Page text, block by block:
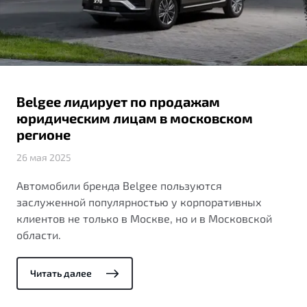
Яркий кроссовер
Обзор В наличии
S50
Трейд-ин
Страхование
Узнайте о специальных выгодах при покупке
ПОДДЕРЖКА
Гарантия Belgee
Belgee Линк
Belgee Плюс
Реферальная программа
Клиентская поддержка
Помощь на дорогах
О дилерском центре
Правовая информация
Belgee лидирует по продажам
юридическим лицам в московском
регионе
26 мая 2025
Автомобили бренда Belgee пользуются
заслуженной популярностью у корпоративных
клиентов не только в Москве, но и в Московской
области.
Читать далее